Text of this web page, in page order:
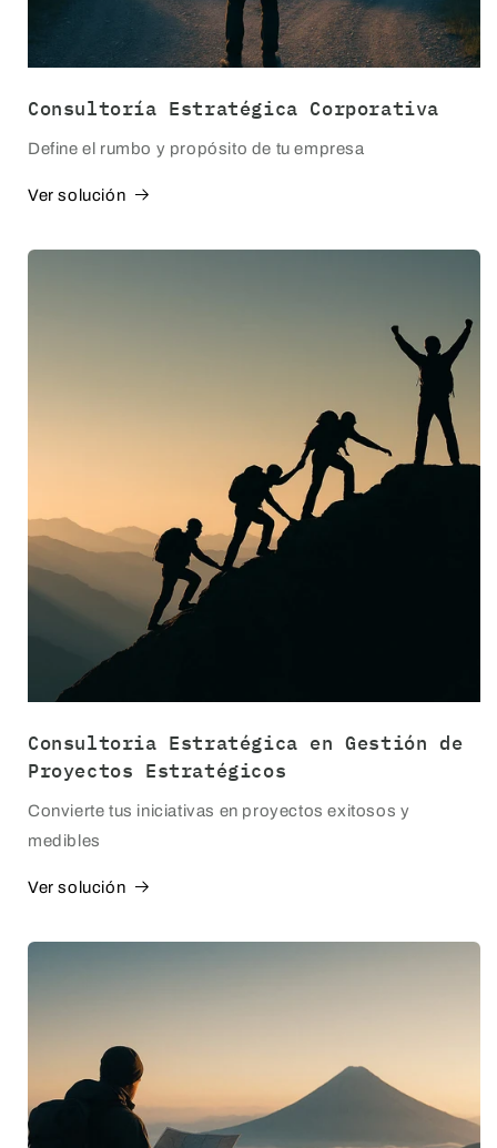
Consultoría Estratégica Corporativa
Define el rumbo y propósito de tu empresa
Ver solución
Consultoria Estratégica en Gestión de
Proyectos Estratégicos
Convierte tus iniciativas en proyectos exitosos y
medibles
Ver solución